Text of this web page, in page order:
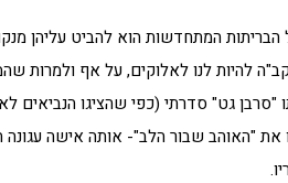
המתחדשות הוא להביט עליהן
להיות לנו לאלוקים, על אף ולמרות
"סרבן גט" סדרתי (כפי שהציגו הנביאים
את "האוהב שבור הלב"- אותה אישה